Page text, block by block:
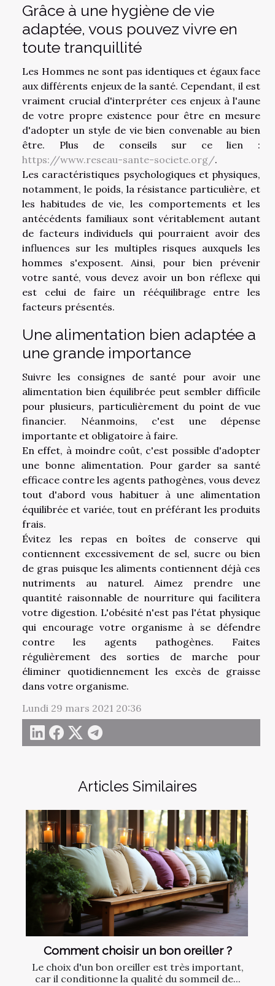
Articles Similaires
Comment choisir un bon oreiller ?
Le choix d'un bon oreiller est très important,
car il conditionne la qualité du sommeil de...
Grâce à une hygiène de vie
adaptée, vous pouvez vivre en
toute tranquillité
Les Hommes ne sont pas identiques et égaux face
aux différents enjeux de la santé. Cependant, il est
vraiment crucial d'interpréter ces enjeux à l'aune
de votre propre existence pour être en mesure
d'adopter un style de vie bien convenable au bien
être. Plus de conseils sur ce lien :
https://www.reseau-sante-societe.org/.
Les caractéristiques psychologiques et physiques,
notamment, le poids, la résistance particulière, et
les habitudes de vie, les comportements et les
antécédents familiaux sont véritablement autant
de facteurs individuels qui pourraient avoir des
influences sur les multiples risques auxquels les
hommes s'exposent. Ainsi, pour bien prévenir
votre santé, vous devez avoir un bon réflexe qui
est celui de faire un rééquilibrage entre les
facteurs présentés.
Une alimentation bien adaptée a
une grande importance
Suivre les consignes de santé pour avoir une
alimentation bien équilibrée peut sembler difficile
pour plusieurs, particulièrement du point de vue
financier. Néanmoins, c'est une dépense
importante et obligatoire à faire.
En effet, à moindre coût, c'est possible d'adopter
une bonne alimentation. Pour garder sa santé
efficace contre les agents pathogènes, vous devez
tout d'abord vous habituer à une alimentation
équilibrée et variée, tout en préférant les produits
frais.
Évitez les repas en boîtes de conserve qui
contiennent excessivement de sel, sucre ou bien
de gras puisque les aliments contiennent déjà ces
nutriments au naturel. Aimez prendre une
quantité raisonnable de nourriture qui facilitera
votre digestion. L'obésité n'est pas l'état physique
qui encourage votre organisme à se défendre
contre les agents pathogènes. Faites
régulièrement des sorties de marche pour
éliminer quotidiennement les excès de graisse
dans votre organisme.
Lundi 29 mars 2021 20:36